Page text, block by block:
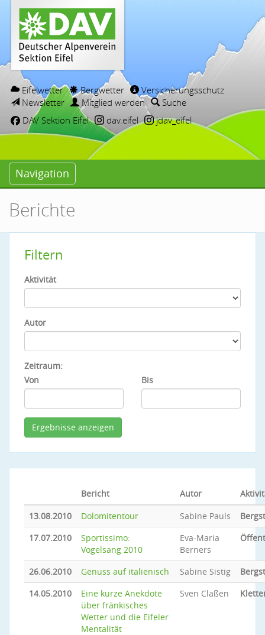
Eifelwetter Bergwetter
Versicherungsschutz
Newsletter
Mitglied werden
Suche
DAV Sektion Eifel
dav.eifel jdav_eifel
Navigation
Berichte
Filtern
Aktivität
Autor
Zeitraum:
Von
Bis
Bericht Autor
13.08.2010
Dolomitentour Sabine Pauls
17.07.2010
Sportissimo:
Vogelsang 2010
Eva-Maria
Berners
26.06.2010 Genuss auf italienisch Sabine Sistig
14.05.2010
Eine kurze Anekdote
über fränkisches
Wetter und die Eifeler
Mentalität
Sven Claßen